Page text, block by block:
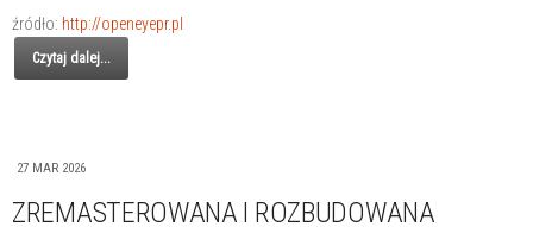
źródło: http://openeyepr.pl
Czytaj dalej...
27 MAR 2026
ZREMASTEROWANA I ROZBUDOWANA